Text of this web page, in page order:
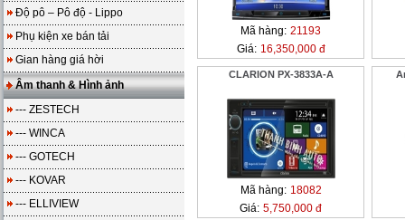
Độ pô – Pô độ - Lippo
Phụ kiện xe bán tải
Gian hàng giá hời
Âm thanh & Hình ảnh
--- ZESTECH
--- WINCA
--- GOTECH
--- KOVAR
--- ELLIVIEW
Mã hàng: 21193
Giá: 16,350,000 đ
CLARION PX-3833A-A
Mã hàng: 18082
Giá: 5,750,000 đ